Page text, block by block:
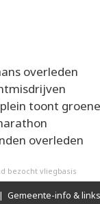
overleden
toont
overleden
bezocht vliegbasis
| Gemeente-info & links